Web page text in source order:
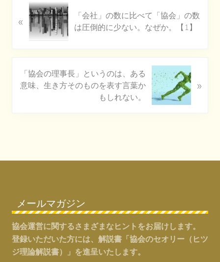
r
s
«
「会社」の数に比べて「協会」の数
は圧倒的に少ない。なぜか。【1】
N
e
「協会の理事長」というのは、ある
意味、生き方そのものを表す言葉か
もしれない。
»
メールマガジン
協会運営に関するさまざまなヒントをお届けします。
登録いただいた方には、解説書「協会のセオリー（ヒツ
ジ理論解説書）」を進呈いたします。